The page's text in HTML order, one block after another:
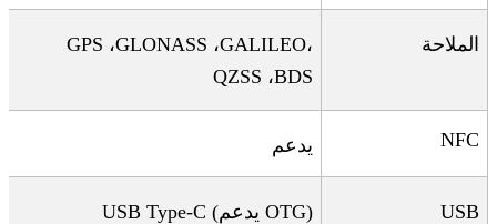
الملاحة GPS ،GLONASS ،GALILEO،
QZSS ،BDS
NFC يدعم
USB
USB Type-C (يدعم OTG)